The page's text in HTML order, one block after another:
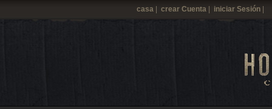
casa crear Cuenta iniciar Sesión